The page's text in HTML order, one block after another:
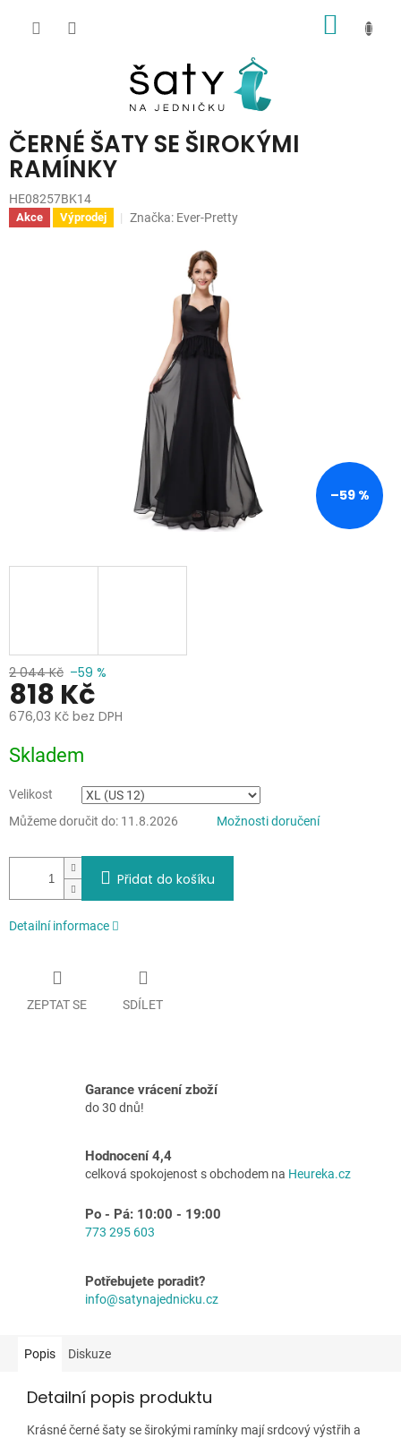
ČERNÉ ŠATY SE ŠIROKÝMI
RAMÍNKY
HE08257BK14
Akce Výprodej Značka: Ever-Pretty
–59 %
2 044 Kč –59 %
818 Kč
676,03 Kč bez DPH
cena:
Skladem
Velikost
Můžeme doručit do: 11.8.2026 Možnosti doručení
Přidat do košíku
Detailní informace
ZEPTAT SE SDÍLET
Garance vrácení zboží
do 30 dnů!
Hodnocení 4,4
celková spokojenost s obchodem na Heureka.cz
Po - Pá: 10:00 - 19:00
773 295 603
Potřebujete poradit?
info@satynajednicku.cz
Popis Diskuze
Detailní popis produktu
Krásné černé šaty se širokými ramínky mají srdcový výstřih a